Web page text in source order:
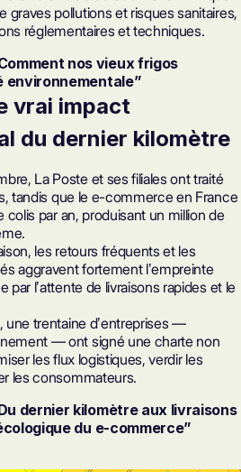
graves pollutions et risques sanitaires,
réglementaires et techniques.
nos vieux frigos
environnementale”
vrai impact
du dernier kilomètre
La Poste et ses filiales ont traité
tandis que le e-commerce en France
colis par an, produisant un million de
les retours fréquents et les
aggravent fortement lʼempreinte
par lʼattente de livraisons rapides et le
une trentaine dʼentreprises —
— ont signé une charte non
les flux logistiques, verdir les
les consommateurs.
dernier kilomètre aux livraisons
du e-commerce”